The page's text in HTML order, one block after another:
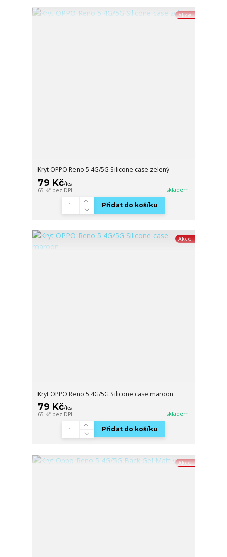
Akce
Kryt OPPO Reno 5 4G/5G Silicone case zelený
79 Kč/ks
65 Kč bez DPH skladem
Přidat do košíku
Akce
Kryt OPPO Reno 5 4G/5G Silicone case maroon
79 Kč/ks
65 Kč bez DPH skladem
Přidat do košíku
Akce